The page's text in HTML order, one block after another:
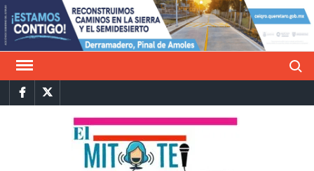
Saltar
al
contenido
FacebookTwitter